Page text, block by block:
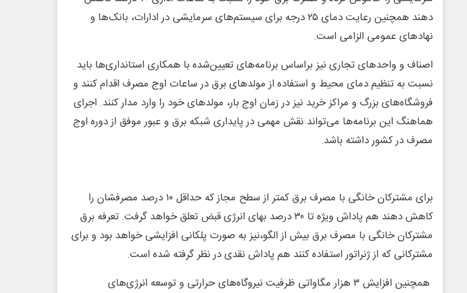
دهند همچنین رعایت دمای ۲۵ درجه برای سیستم‌های سرمایشی در ادارات، بانک‌ها و
نهادهای عمومی الزامی است.
اصناف و واحدهای تجاری نیز براساس برنامه‌های تعیین‌شده با همکاری استانداری‌ها باید
نسبت به تنظیم دمای محیط و استفاده از مولدهای برق در ساعات اوج مصرف اقدام کنند و
فروشگاه‌های بزرگ و مراکز خرید نیز در زمان اوج بار، مولدهای خود را وارد مدار کنند. اجرای
هماهنگ این برنامه‌ها می‌تواند نقش مهمی در پایداری شبکه برق و عبور موفق از دوره اوج
مصرف در کشور داشته باشد.
برای مشترکان خانگی با مصرف برق کمتر از سطح مجاز که حداقل ۱۰ درصد مصرفشان را
کاهش دهند هم پاداش ویژه تا ۳۰ درصد بهای انرژی قبض تعلق خواهد گرفت. تعرفه برق
مشترکان خانگی با مصرف برق بیش از الگو،نیز به صورت پلکانی افزایشی خواهد بود و برای
مشترکانی که از ژنراتور استفاده کنند هم پاداش نقدی در نظر گرفته شده است.
همچنین افزایش ۳ هزار مگاواتی ظرفیت نیروگاه‌های حرارتی و توسعه انرژی‌های